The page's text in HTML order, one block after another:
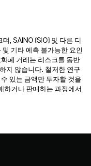
, SAINO (SIO) 및 다른 디
기타 예측 불가능한 요인
폐 거래는 리스크를 동반
지 않습니다. 철저한 연구
있는 금액만 투자할 것을
하거나 판매하는 과정에서